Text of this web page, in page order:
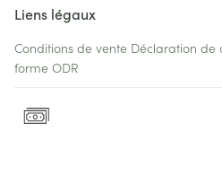
Liens légaux
Conditions de vente Déclaration de
forme ODR